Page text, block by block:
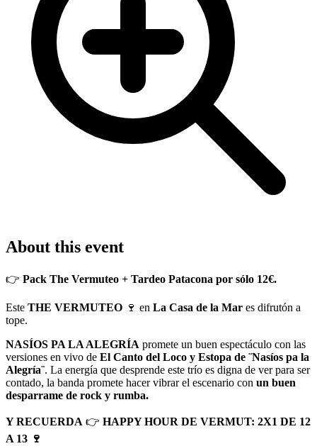
About this event
👉 Pack The Vermuteo + Tardeo Patacona por sólo 12€.
Este THE VERMUTEO 🍷 en La Casa de la Mar es difrutón a
tope.
NASÍOS PA LA ALEGRÍA promete un buen espectáculo con las
versiones en vivo de El Canto del Loco y Estopa de ¨Nasíos pa la
Alegría¨. La energía que desprende este trío es digna de ver para ser
contado, la banda promete hacer vibrar el escenario con un buen
desparrame de rock y rumba.
Y RECUERDA 👉 HAPPY HOUR DE VERMUT: 2X1 DE 12
A 13 🍷